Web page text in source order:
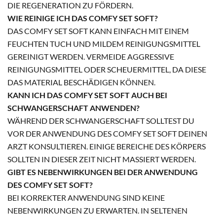
DIE REGENERATION ZU FÖRDERN.
WIE REINIGE ICH DAS COMFY SET SOFT?
DAS COMFY SET SOFT KANN EINFACH MIT EINEM
FEUCHTEN TUCH UND MILDEM REINIGUNGSMITTEL
GEREINIGT WERDEN. VERMEIDE AGGRESSIVE
REINIGUNGSMITTEL ODER SCHEUERMITTEL, DA DIESE
DAS MATERIAL BESCHÄDIGEN KÖNNEN.
KANN ICH DAS COMFY SET SOFT AUCH BEI
SCHWANGERSCHAFT ANWENDEN?
WÄHREND DER SCHWANGERSCHAFT SOLLTEST DU
VOR DER ANWENDUNG DES COMFY SET SOFT DEINEN
ARZT KONSULTIEREN. EINIGE BEREICHE DES KÖRPERS
SOLLTEN IN DIESER ZEIT NICHT MASSIERT WERDEN.
GIBT ES NEBENWIRKUNGEN BEI DER ANWENDUNG
DES COMFY SET SOFT?
BEI KORREKTER ANWENDUNG SIND KEINE
NEBENWIRKUNGEN ZU ERWARTEN. IN SELTENEN